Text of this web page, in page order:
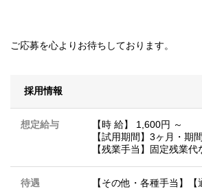
ご応募を心よりお待ちしております。
採用情報
想定給与
【時 給】 1,600円 ～
【試用期間】3ヶ月・期
【残業手当】固定残業
待遇
【その他・各種手当】